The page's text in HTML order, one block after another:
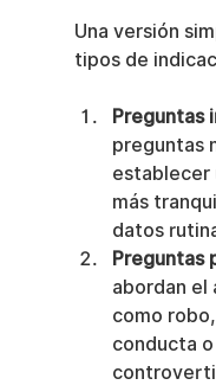
Una versión
tipos de
Preguntas
preguntas
establecer
más
datos
Preguntas
abordan el
como
conducta